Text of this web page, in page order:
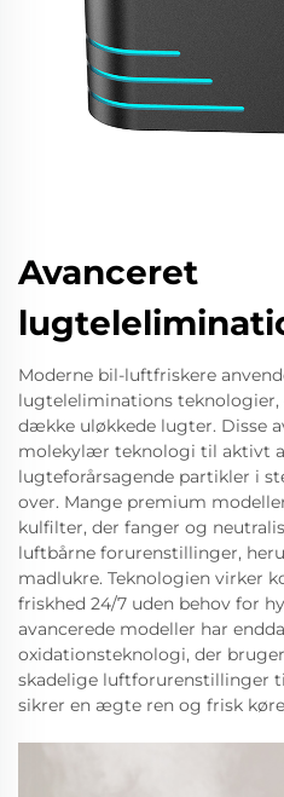
Avanceret
Moderne bil-luftfriskere
lugteleliminations
dække uløkkede lugter. Disse
molekylær teknologi til aktivt
lugteforårsagende partikler i
over. Mange premium
kulfilter, der fanger og
luftbårne forurenstillinger,
madlukre. Teknologien virker
friskhed 24/7 uden behov for
avancerede modeller har
oxidationsteknologi, der
skadelige luftforurenstillinger
sikrer en ægte ren og frisk